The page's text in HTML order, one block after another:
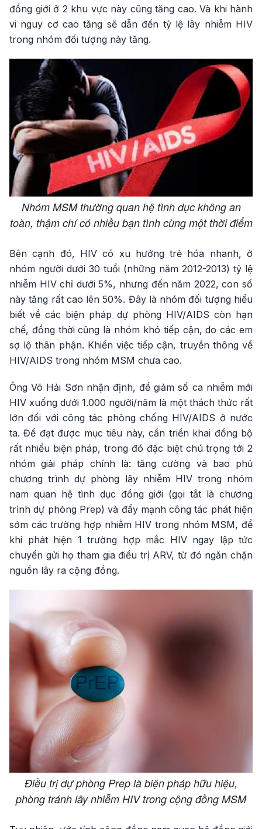
đồng giới ở 2 khu vực này cũng tăng cao. Và khi hành
vi nguy cơ cao tăng sẽ dẫn đến tỷ lệ lây nhiễm HIV
trong nhóm đối tượng này tăng.
Nhóm MSM thường quan hệ tình dục không an
toàn, thậm chí có nhiều bạn tình cùng một thời điểm
Bên cạnh đó, HIV có xu hướng trẻ hóa nhanh, ở
nhóm người dưới 30 tuổi (những năm 2012-2013) tỷ lệ
nhiễm HIV chỉ dưới 5%, nhưng đến năm 2022, con số
này tăng rất cao lên 50%. Đây là nhóm đối tượng hiểu
biết về các biện pháp dự phòng HIV/AIDS còn hạn
chế, đồng thời cũng là nhóm khó tiếp cận, do các em
sợ lộ thân phận. Khiến việc tiếp cận, truyền thông về
HIV/AIDS trong nhóm MSM chưa cao.
Ông Võ Hải Sơn nhận định, để giảm số ca nhiễm mới
HIV xuống dưới 1.000 người/năm là một thách thức rất
lớn đối với công tác phòng chống HIV/AIDS ở nước
ta. Để đạt được mục tiêu này, cần triển khai đồng bộ
rất nhiều biện pháp, trong đó đặc biệt chú trọng tới 2
nhóm giải pháp chính là: tăng cường và bao phủ
chương trình dự phòng lây nhiễm HIV trong nhóm
nam quan hệ tình dục đồng giới (gọi tắt là chương
trình dự phòng Prep) và đẩy mạnh công tác phát hiện
sớm các trường hợp nhiễm HIV trong nhóm MSM, để
khi phát hiện 1 trường hợp mắc HIV ngay lập tức
chuyển gửi họ tham gia điều trị ARV, từ đó ngăn chặn
nguồn lây ra cộng đồng.
Điều trị dự phòng Prep là biện pháp hữu hiệu,
phòng tránh lây nhiễm HIV trong cộng đồng MSM